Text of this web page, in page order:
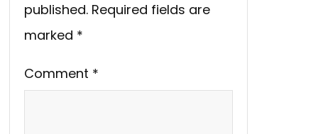
published. Required fields are
marked *
Comment *